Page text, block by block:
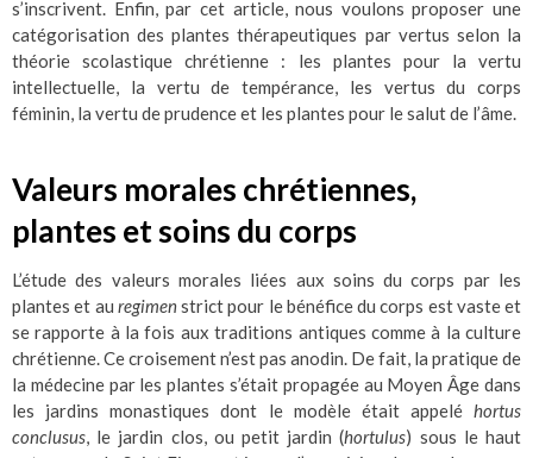
s’inscrivent. Enfin, par cet article, nous voulons proposer une
catégorisation des plantes thérapeutiques par vertus selon la
théorie scolastique chrétienne : les plantes pour la vertu
intellectuelle, la vertu de tempérance, les vertus du corps
féminin, la vertu de prudence et les plantes pour le salut de l’âme.
Valeurs morales chrétiennes,
plantes et soins du corps
L’étude des valeurs morales liées aux soins du corps par les
plantes et au regimenstrict pour le bénéfice du corps est vaste et
se rapporte à la fois aux traditions antiques comme à la culture
chrétienne. Ce croisement n’est pas anodin. De fait, la pratique de
la médecine par les plantes s’était propagée au Moyen Âge dans
les jardins monastiques dont le modèle était appelé hortus
conclusus, le jardin clos, ou petit jardin (hortulus) sous le haut